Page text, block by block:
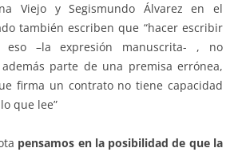
Viejo y Segismundo Álvarez en el
también escriben que “hacer escribir
–la expresión manuscrita- , no
parte de una premisa errónea,
firma un contrato no tiene capacidad
que lee”
pensamos en la posibilidad de que la